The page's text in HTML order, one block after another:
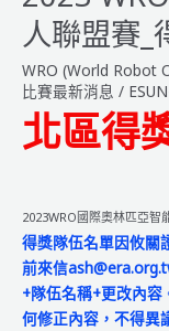
林
匹
智
能
聯
盟
賽
【區
賽
人聯盟賽_
WRO (World Robot
比賽最新消息 /
北區得
2023WRO國際奧林匹亞智
得獎隊伍名單因攸關
前來信
+隊伍名稱+更改內容
何修正內容，不得異